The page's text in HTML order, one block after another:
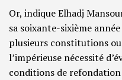
Or, indique Elhadj
sa soixante-sixième
plusieurs constitutions
l’impérieuse nécessité
conditions de